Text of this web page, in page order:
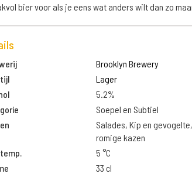
bier voor als je eens wat anders wilt dan zo
Brooklyn Brewery
Lager
5.2%
Soepel en Subtiel
Salades, Kip en
romige kazen
5 °C
33 cl